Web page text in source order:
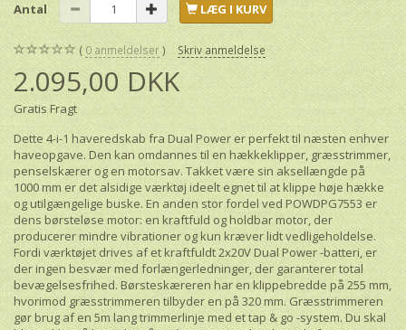
Antal LÆG I KURV
0 anmeldelser Skriv anmeldelse
2.095,00 DKK
Gratis Fragt
Dette 4-i-1 haveredskab fra Dual Power er perfekt til næsten enhver
haveopgave. Den kan omdannes til en hækkeklipper, græsstrimmer,
penselskærer og en motorsav. Takket være sin aksellængde på
1000 mm er det alsidige værktøj ideelt egnet til at klippe høje hække
og utilgængelige buske. En anden stor fordel ved POWDPG7553 er
dens børsteløse motor: en kraftfuld og holdbar motor, der
producerer mindre vibrationer og kun kræver lidt vedligeholdelse.
Fordi værktøjet drives af et kraftfuldt 2x20V Dual Power -batteri, er
der ingen besvær med forlængerledninger, der garanterer total
bevægelsesfrihed. Børsteskæreren har en klippebredde på 255 mm,
hvorimod græsstrimmeren tilbyder en på 320 mm. Græsstrimmeren
gør brug af en 5m lang trimmerlinje med et tap & go -system. Du skal